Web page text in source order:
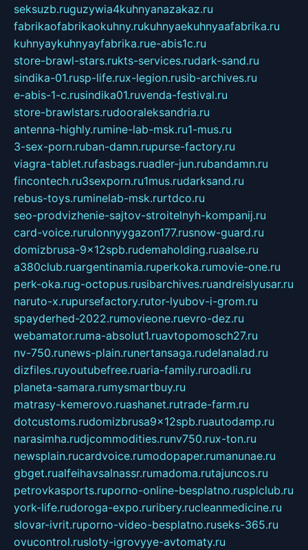
seksuzb.ruguzywia4kuhnyanazakaz.ru
fabrikaofabrikaokuhny.rukuhnyaekuhnyaafabrika.ru
kuhnyaykuhnyayfabrika.rue-abis1c.ru
store-brawl-stars.rukts-services.rudark-sand.ru
sindika-01.rusp-life.rux-legion.rusib-archives.ru
e-abis-1-c.rusindika01.ruvenda-festival.ru
store-brawlstars.rudooraleksandria.ru
antenna-highly.rumine-lab-msk.ru1-mus.ru
3-sex-porn.ruban-damn.rupurse-factory.ru
viagra-tablet.rufasbags.ruadler-jun.rubandamn.ru
fincontech.ru3sexporn.ru1mus.rudarksand.ru
rebus-toys.ruminelab-msk.rurtdco.ru
seo-prodvizhenie-sajtov-stroitelnyh-kompanij.ru
card-voice.rurulonnyygazon177.rusnow-guard.ru
domizbrusa-9x12spb.rudemaholding.ruaalse.ru
a380club.ruargentinamia.ruperkoka.rumovie-one.ru
perk-oka.rug-octopus.rusibarchives.ruandreislyusar.ru
naruto-x.rupursefactory.rutor-lyubov-i-grom.ru
spayderhed-2022.rumovieone.ruevro-dez.ru
webamator.ruma-absolut1.ruavtopomosch27.ru
nv-750.runews-plain.runertansaga.rudelanalad.ru
dizfiles.ruyoutubefree.ruaria-family.ruroadli.ru
planeta-samara.rumysmartbuy.ru
matrasy-kemerovo.ruashanet.rutrade-farm.ru
dotcustoms.rudomizbrusa9x12spb.ruautodamp.ru
narasimha.rudjcommodities.runv750.rux-ton.ru
newsplain.rucardvoice.rumodopaper.rumanunae.ru
gbget.rualfeihavsalnassr.rumadoma.rutajuncos.ru
petrovkasports.ruporno-online-besplatno.rusplclub.ru
york-life.rudoroga-expo.ruribery.rucleanmedicine.ru
slovar-ivrit.ruporno-video-besplatno.ruseks-365.ru
ovucontrol.rusloty-igrovyye-avtomaty.ru